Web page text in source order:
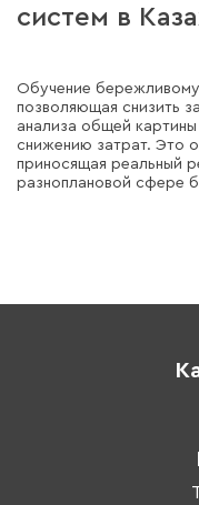
систем в
Обучение бережливому
позволяющая снизить
анализа общей
снижению затрат. Это
приносящая реальный
разноплановой сфере